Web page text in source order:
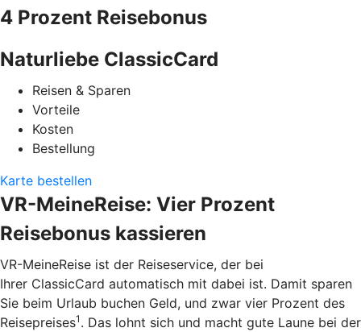
4 Prozent Reisebonus
Naturliebe ClassicCard
Reisen & Sparen
Vorteile
Kosten
Bestellung
Karte bestellen
VR-MeineReise: Vier Prozent
Reisebonus kassieren
VR-MeineReise ist der Reiseservice, der bei
Ihrer ClassicCard automatisch mit dabei ist. Damit sparen
Sie beim Urlaub buchen Geld, und zwar vier Prozent des
Reisepreises1 . Das lohnt sich und macht gute Laune bei der